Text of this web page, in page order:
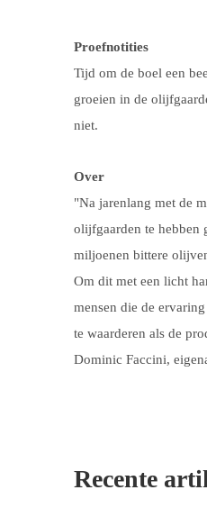
Proefnotities
Tijd om de boel een
groeien in de
niet.
Over
"Na jarenlang met de
olijfgaarden te hebben
miljoenen bittere
Om dit met een licht
mensen die de
te waarderen als de
Dominic Faccini,
Recente